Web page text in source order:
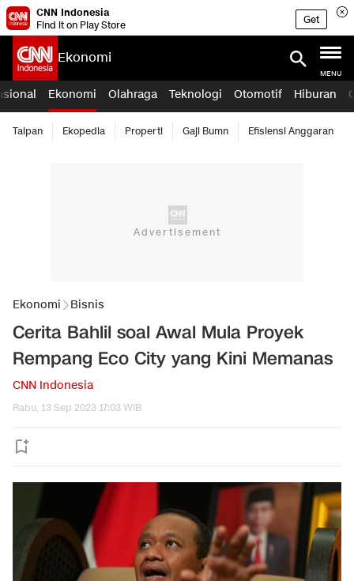
CNN Indonesia
Find it on Play Store
Get
Ekonomi
MENU
Ekonomi Olahraga Teknologi Otomotif Hiburan
Taipan Ekopedia Properti Gaji Bumn Efisiensi Anggaran
Ekonomi Bisnis
Cerita Bahlil soal Awal Mula Proyek
Rempang Eco City yang Kini Memanas
CNN Indonesia
Rabu, 13 Sep 2023 17:03 WIB